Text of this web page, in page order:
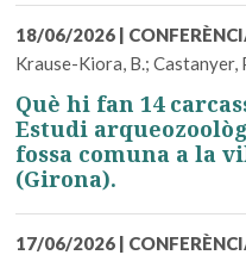
18/06/2026 |
Krause-Kiora, B.; Castanyer,
Què hi fan 14
Estudi
fossa comuna a la
(Girona).
17/06/2026 |